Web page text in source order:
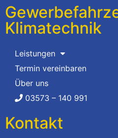
Klimatechnik
Leistungen
Termin vereinbaren
Über uns
03573 – 140 991
Kontakt